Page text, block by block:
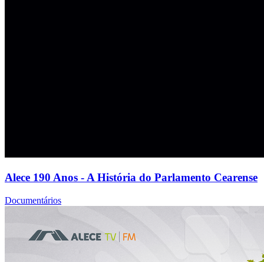
Alece 190 Anos - A História do Parlamento Cearense
Documentários